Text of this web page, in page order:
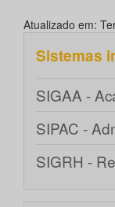
Atualizado em:
Sistemas
SIGAA -
SIPAC -
SIGRH -